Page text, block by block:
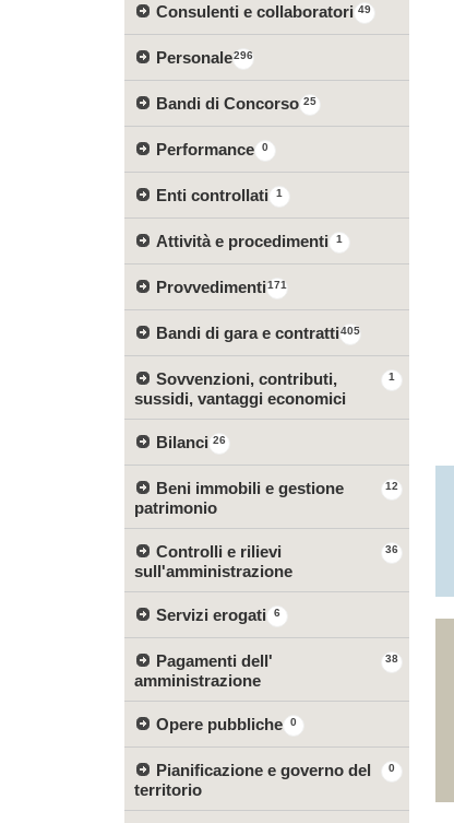
49
Consulenti e collaboratori
296
Personale
25
Bandi di Concorso
0
Performance
1
Enti controllati
1
Attività e procedimenti
171
Provvedimenti
405
Bandi di gara e contratti
1
Sovvenzioni, contributi,
sussidi, vantaggi economici
26
Bilanci
12
Beni immobili e gestione
patrimonio
36
Controlli e rilievi
sull'amministrazione
6
Servizi erogati
38
Pagamenti dell'
amministrazione
0
Opere pubbliche
0
Pianificazione e governo del
territorio